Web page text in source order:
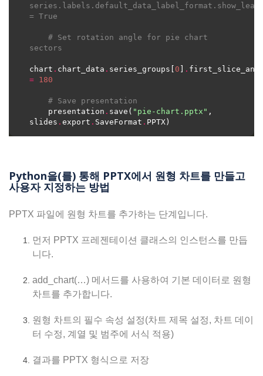
= True
# Set rotation angle for pie chart
sectors
chart . chart_data . series_groups[ 0
.
= 180
# Save presentation
    presentation
. save( "pie-chart.pptx" ,
slides . export . SaveFormat .
Python을(를) 통해 PPTX에서 원형 차트를 만들고
사용자 지정하는 방법
PPTX 파일에 원형 차트를 추가하는 단계입니다.
먼저 PPTX 프레젠테이션 클래스의 인스턴스를 만듭
니다.
add_chart(…) 메서드를 사용하여 기본 데이터로 원형
차트를 추가합니다.
원형 차트의 필수 속성 설정(차트 제목 설정, 차트 데이
터 수정, 계열 및 범주에 서식 적용)
결과를 PPTX 형식으로 저장